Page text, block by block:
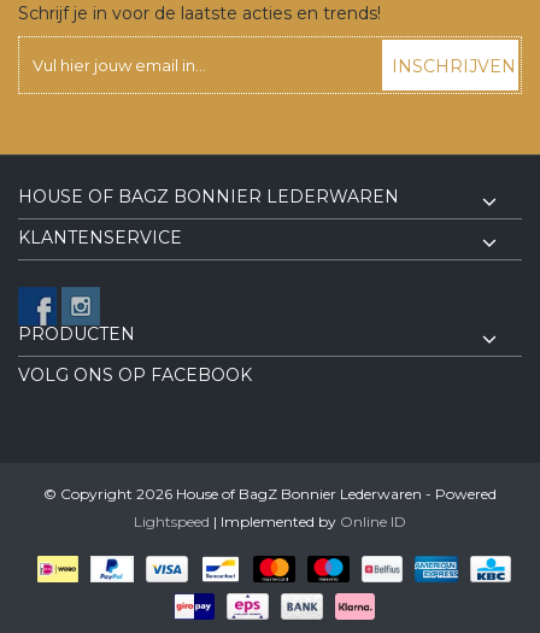
Schrijf je in voor de laatste acties en trends!
INSCHRIJVEN
HOUSE OF BAGZ BONNIER LEDERWAREN
KLANTENSERVICE
PRODUCTEN
VOLG ONS OP FACEBOOK
© Copyright 2026 House of BagZ Bonnier Lederwaren - Powered
Lightspeed | Implemented by Online ID